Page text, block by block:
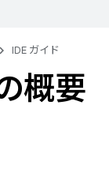
IDE ガイド
概要